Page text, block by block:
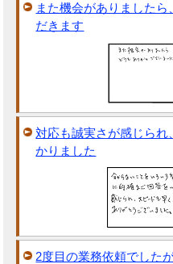
また機会がありました
だきます
対応も誠実さが感じら
かりました
2度目の業務依頼でした